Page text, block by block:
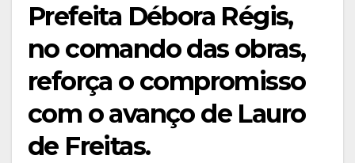
Prefeita Débora Régis,
no comando das obras,
reforça o compromisso
com o avanço de Lauro
de Freitas.